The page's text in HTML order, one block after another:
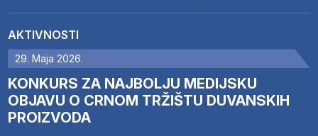
AKTIVNOSTI
29. Maja 2026.
KONKURS ZA NAJBOLJU MEDIJSKU
OBJAVU O CRNOM TRŽIŠTU DUVANSKIH
PROIZVODA